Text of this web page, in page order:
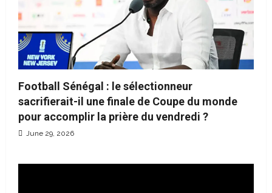
Football Sénégal : le sélectionneur
sacrifierait-il une finale de Coupe du monde
pour accomplir la prière du vendredi ?
June 29, 2026